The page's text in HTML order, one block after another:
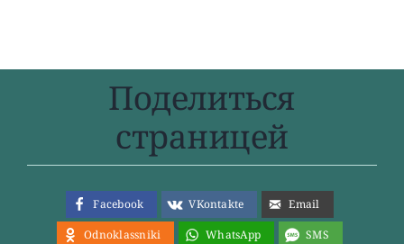
Поделиться
страницей
Facebook VKontakte
Email
Odnoklassniki
WhatsApp
SMS